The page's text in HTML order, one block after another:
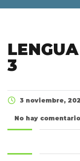
3
3 noviembre,
No hay